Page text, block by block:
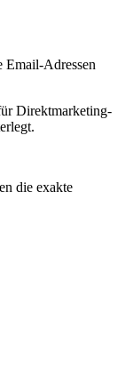
Email-Adressen
Direktmarketing-
die exakte